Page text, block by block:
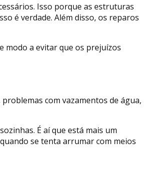
Isso porque as estruturas
é verdade. Além disso, os reparos
modo a evitar que os prejuízos
com vazamentos de água,
É aí que está mais um
se tenta arrumar com meios